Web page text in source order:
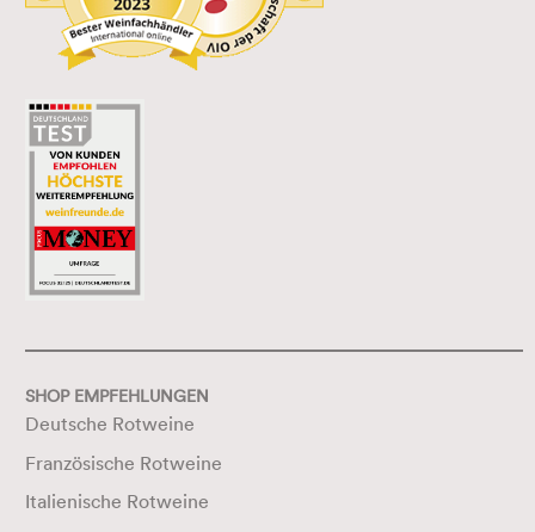
SHOP EMPFEHLUNGEN
Deutsche Rotweine
Französische Rotweine
Italienische Rotweine